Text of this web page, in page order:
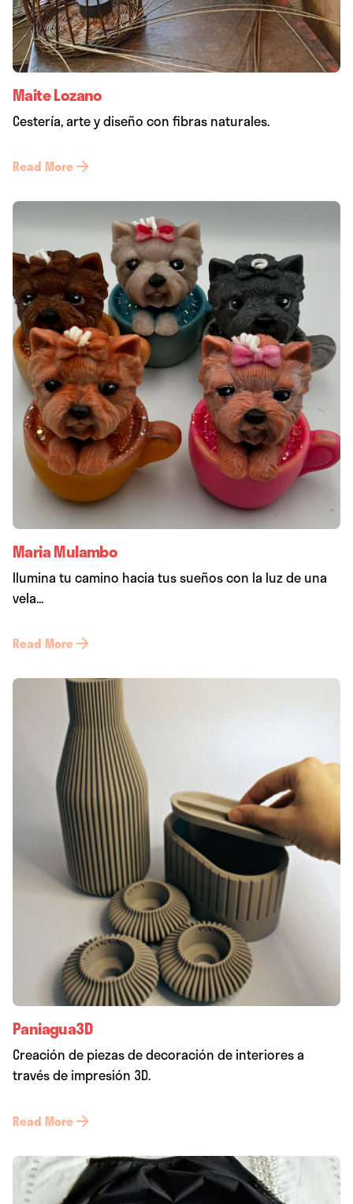
Maite Lozano
Cestería, arte y diseño con fibras naturales.
Read More
Maria Mulambo
Ilumina tu camino hacia tus sueños con la luz de una
vela...
Read More
Paniagua3D
Creación de piezas de decoración de interiores a
través de impresión 3D.
Read More